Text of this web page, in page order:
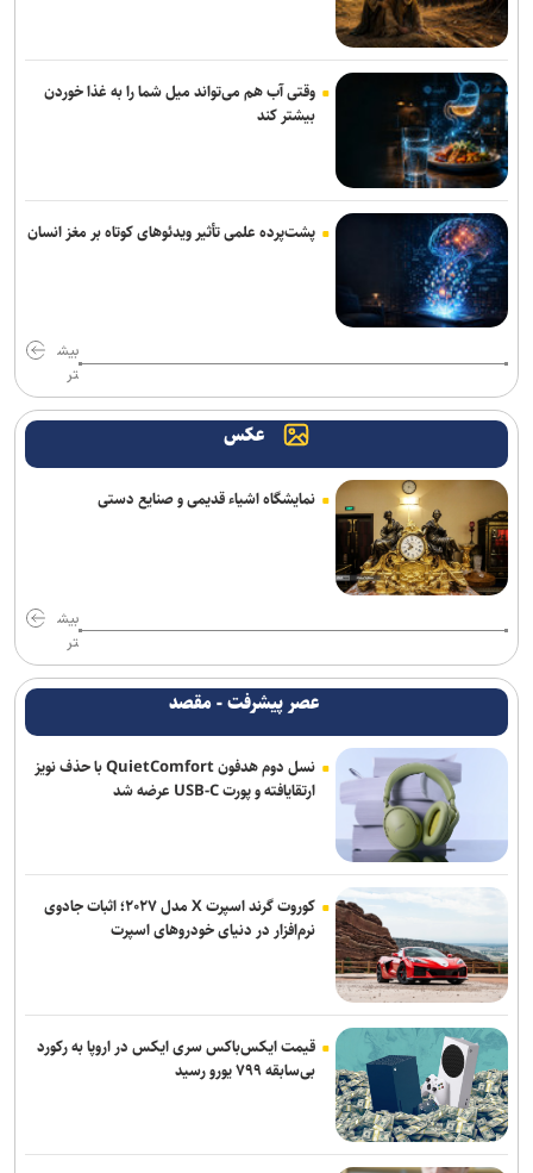
روز خبرنگار، یادآور ایثار، شجاعت و مسئولیت‌پذیری اصحاب رسانه در
مسیر حقیقت‌جویی و آگاهی‌بخشی است
وقتی آب هم می‌تواند میل شما را به غذا خوردن
بیشتر کند
پشت‌پرده علمی تأثیر ویدئو‌های کوتاه بر مغز انسان
بیش
تر
عکس
نمایشگاه اشیاء قدیمی و صنایع دستی
بیش
تر
عصر پیشرفت - مقصد
نسل دوم هدفون QuietComfort با حذف نویز
ارتقایافته و پورت USB-C عرضه شد
کوروت گرند اسپرت X مدل ۲۰۲۷؛ اثبات جادوی
نرم‌افزار در دنیای خودروهای اسپرت
قیمت ایکس‌باکس سری ایکس در اروپا به رکورد
بی‌سابقه ۷۹۹ یورو رسید